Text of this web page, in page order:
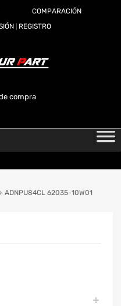
COMPARACIÓN
REGISTRO
compra
ADNPU84CL 62035-10W01